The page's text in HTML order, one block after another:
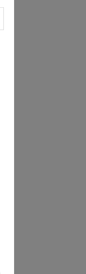
- Menü öffnen